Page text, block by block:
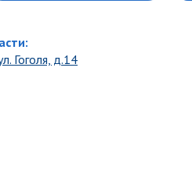
Гоголя, д.14